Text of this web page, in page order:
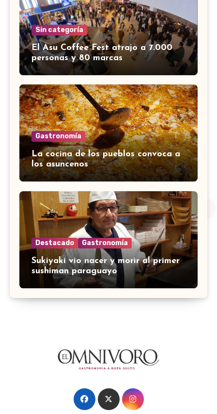
Sin categoría
El Asu Coffee Fest atrajo a 7.000
personas y 80 marcas
Gastronomía
La cocina de los pueblos convoca a
los asuncenos
Destacado Gastronomía
Sukiyaki vio nacer y morir al primer
sushiman paraguayo